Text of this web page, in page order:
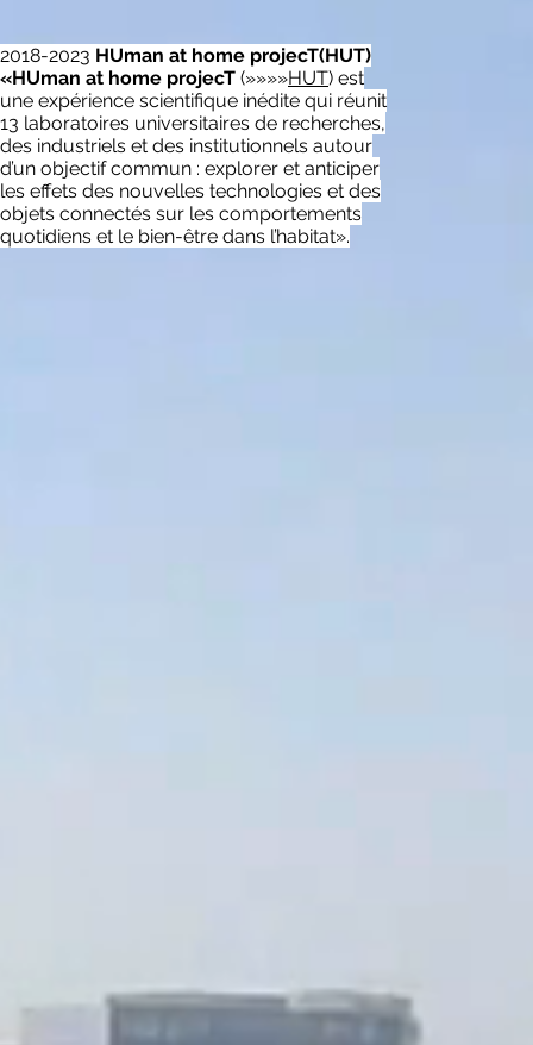
2018-2023 HUman at home projecT(HUT)
«HUman at home projecT (»»»»HUT) est
une expérience scientifique inédite qui réunit
13 laboratoires universitaires de recherches,
des industriels et des institutionnels autour
d’un objectif commun : explorer et anticiper
les effets des nouvelles technologies et des
objets connectés sur les comportements
quotidiens et le bien-être dans l’habitat».